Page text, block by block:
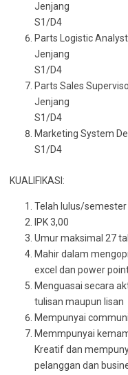
Jenjang
S1/D4
Parts Logistic Analyst
Jenjang
S1/D4
Parts Sales
Jenjang
S1/D4
Marketing System
S1/D4
KUALIFIKASI:
Telah lulus/semester
IPK 3,00
Umur maksimal 27
Mahir dalam
excel dan power
Menguasai secara
tulisan maupun lisan
Mempunyai
Memmpunyai
Kreatif dan
pelanggan dan